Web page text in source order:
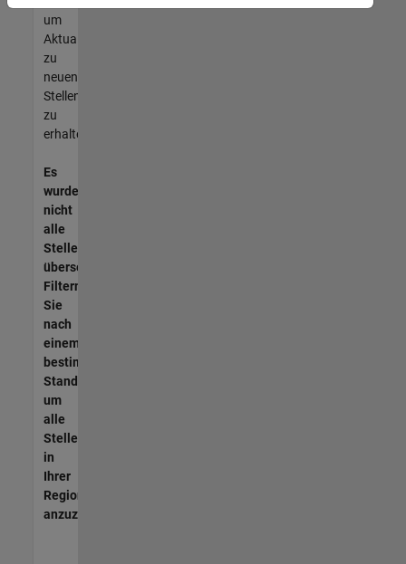
um
Aktualisierungen
zu
neuen
Stellenangeboten
zu
erhalten.
Es
wurden
nicht
alle
Stellen
übersetzt.
Filtern
Sie
nach
einem
bestimmten
Standort,
um
alle
Stellenangebote
in
Ihrer
Region
anzuzeigen.